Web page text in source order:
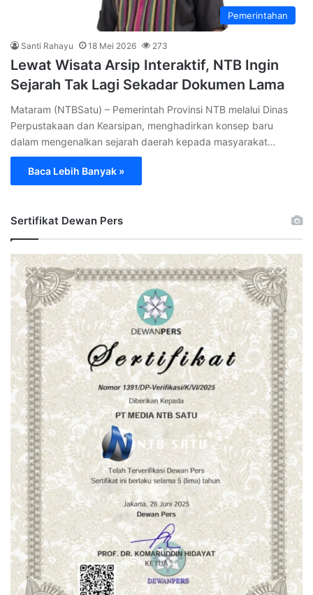
Pemerintahan
Santi Rahayu 18 Mei 2026 273
Lewat Wisata Arsip Interaktif, NTB Ingin
Sejarah Tak Lagi Sekadar Dokumen Lama
Mataram (NTBSatu) – Pemerintah Provinsi NTB melalui Dinas
Perpustakaan dan Kearsipan, menghadirkan konsep baru
dalam mengenalkan sejarah daerah kepada masyarakat…
Baca Lebih Banyak »
Sertifikat Dewan Pers